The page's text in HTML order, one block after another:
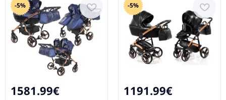
-5%
1581.99€
-5%
1191.99€